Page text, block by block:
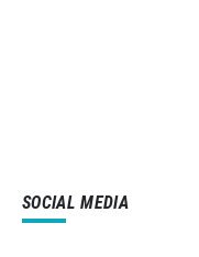
SOCIAL MEDIA